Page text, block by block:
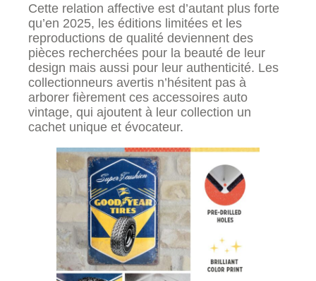
Cette relation affective est d’autant plus forte
qu’en 2025, les éditions limitées et les
reproductions de qualité deviennent des
pièces recherchées pour la beauté de leur
design mais aussi pour leur authenticité. Les
collectionneurs avertis n’hésitent pas à
arborer fièrement ces accessoires auto
vintage, qui ajoutent à leur collection un
cachet unique et évocateur.